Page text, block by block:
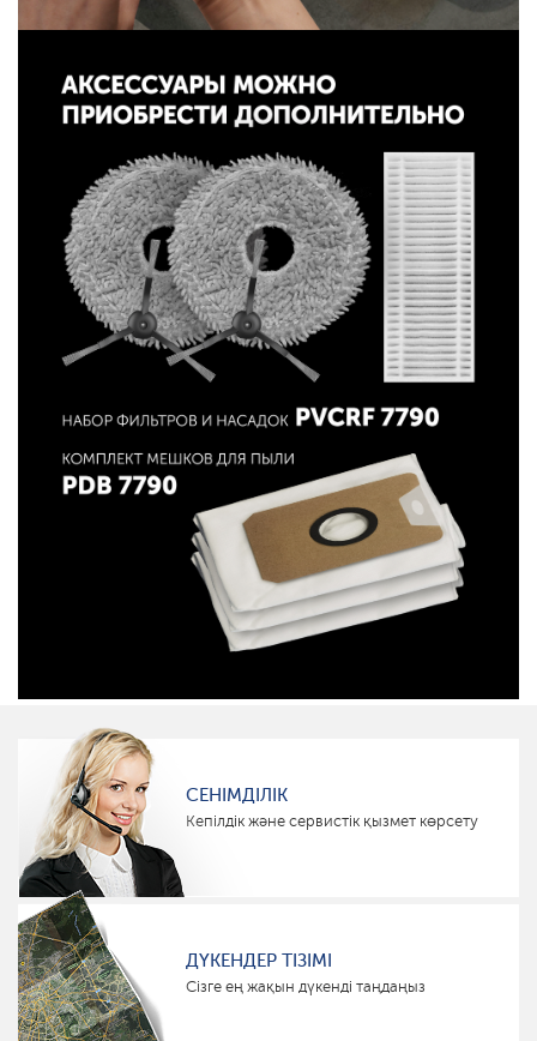
СЕНІМДІЛІК
Кепілдік және сервистік қызмет көрсету
ДҮКЕНДЕР ТІЗІМІ
Сізге ең жақын дүкенді таңдаңыз